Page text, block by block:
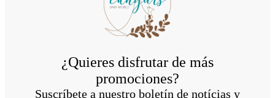
¿Quieres disfrutar de más
promociones?
Suscríbete a nuestro boletín de notícias y